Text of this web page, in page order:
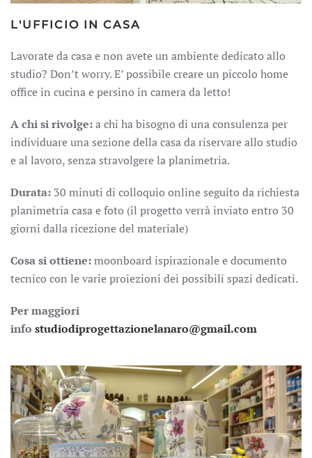
L'UFFICIO IN CASA
Lavorate da casa e non avete un ambiente dedicato allo
studio? Don’t worry. E’ possibile creare un piccolo home
office in cucina e persino in camera da letto!
A chi si rivolge:a chi ha bisogno di una consulenza per
individuare una sezione della casa da riservare allo studio
e al lavoro, senza stravolgere la planimetria.
Durata: 30 minuti di colloquio online seguito da richiesta
planimetria casa e foto (il progetto verrà inviato entro 30
giorni dalla ricezione del materiale)
Cosa si ottiene:moonboard ispirazionale e documento
tecnico con le varie proiezioni dei possibili spazi dedicati.
Per maggiori
info studiodiprogettazionelanaro@gmail.com